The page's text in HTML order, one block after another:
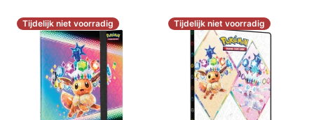
Tijdelijk niet voorradig Tijdelijk niet voorradig